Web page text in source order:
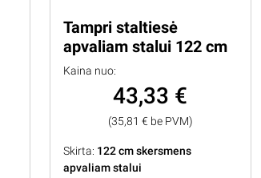
Tampri staltiesė
apvaliam stalui 122 cm
Kaina nuo:
43,33 €
(35,81 € be PVM)
Skirta: 122 cm skersmens
apvaliam stalui